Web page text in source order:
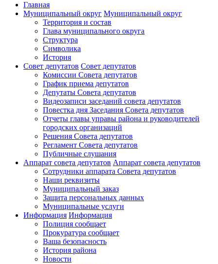
Главная
Муниципальный округ Муниципальный округ
Территория и состав
Глава муниципального округа
Структура
Символика
История
Совет депутатов Совет депутатов
Комиссии Совета депутатов
График приема депутатов
Депутаты Совета депутатов
Видеозаписи заседаний совета депутатов
Повестка дня Заседания Совета депутатов
Отчеты главы управы района и руководителей
городских организаций
Решения Совета депутатов
Регламент Совета депутатов
Публичные слушания
Аппарат совета депутатов Аппарат совета депутатов
Сотрудники аппарата Совета депутатов
Наши реквизиты
Муниципальный заказ
Защита персональных данных
Муниципальные услуги
Информация Информация
Полиция сообщает
Прокуратура сообщает
Ваша безопасность
История района
Новости